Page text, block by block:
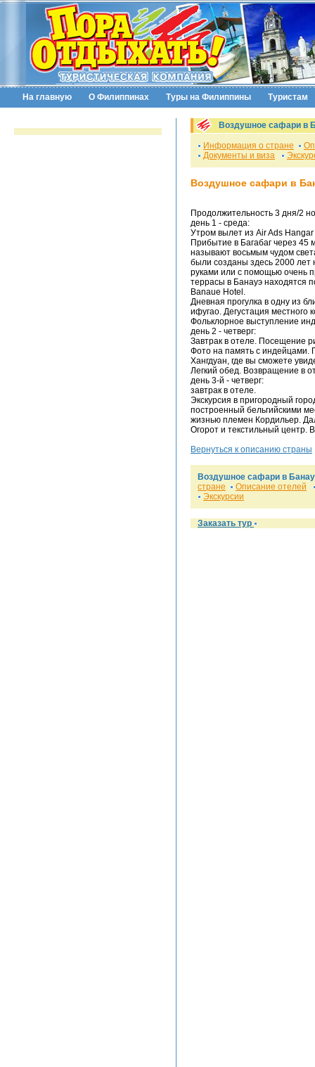
На главную О Филиппинах Туры на Филиппины Туристам
Воздушное сафари в
Информация о стране
Документы и виза
Воздушное сафари в
Продолжительность 3 дня/2
день 1 - среда:
Утром вылет из Air Ads
Прибытие в Багабаг через 45
называют восьмым чудом
были созданы здесь 2000 лет
руками или с помощью очень
террасы в Банауэ
Banaue Hotel.
Дневная прогулка в одну из
ифугао. Дегустация местного
Фольклорное выступление
день 2 - четверг:
Завтрак в отеле. Посещение
Фото на память с индейцами.
Хангдуан, где вы сможете
Легкий обед. Возвращение в
день 3-й - четверг:
завтрак в отеле.
Экскурсия в пригородный
построенный бельгийскими
жизнью племен Кордильер.
Огорот и текстильный центр.
Вернуться к описанию страны
Воздушное сафари в
стране
Описание отелей
Экскурсии
Заказать тур